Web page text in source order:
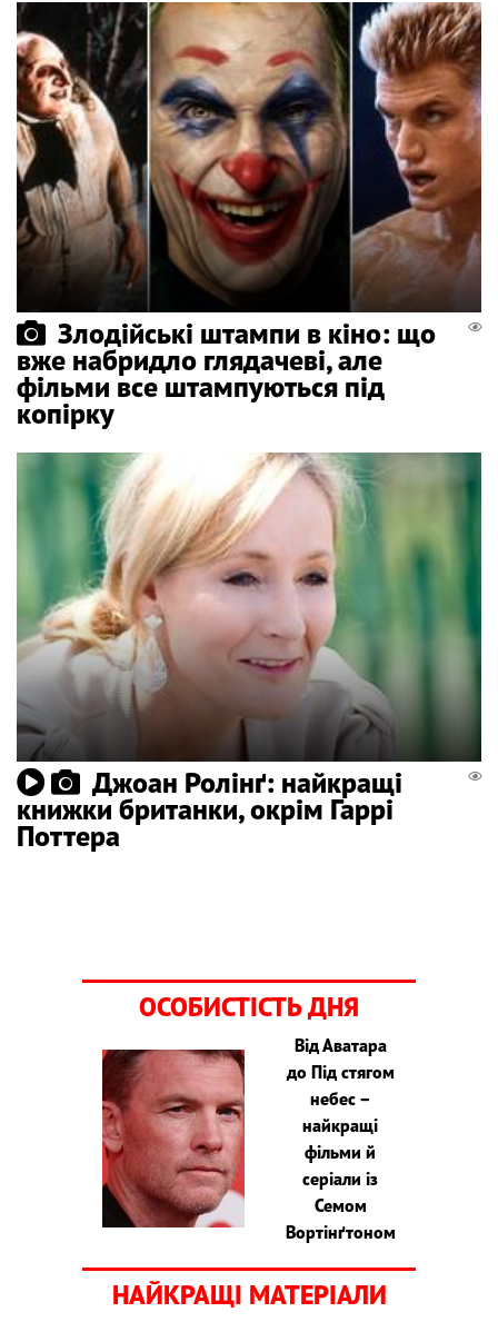
Злодійські штампи в кіно: що
вже набридло глядачеві, але
фільми все штампуються під
копірку
Джоан Ролінґ: найкращі
книжки британки, окрім Гаррі
Поттера
ОСОБИСТІСТЬ ДНЯ
Від Аватара
до Під стягом
небес –
найкращі
фільми й
серіали із
Семом
Вортінґтоном
НАЙКРАЩІ МАТЕРІАЛИ